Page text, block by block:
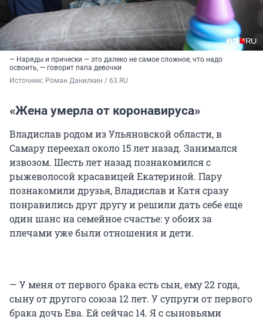
— Наряды и прически — это далеко не самое сложное, что надо
освоить, — говорит папа девочки
Источник: Роман Данилкин / 63.RU
«Жена умерла от коронавируса»
Владислав родом из Ульяновской области, в
Самару переехал около 15 лет назад. Занимался
извозом. Шесть лет назад познакомился с
рыжеволосой красавицей Екатериной. Пару
познакомили друзья, Владислав и Катя сразу
понравились друг другу и решили дать себе еще
один шанс на семейное счастье: у обоих за
плечами уже были отношения и дети.
— У меня от первого брака есть сын, ему 22 года,
сыну от другого союза 12 лет. У супруги от первого
брака дочь Ева. Ей сейчас 14. Я с сыновьями